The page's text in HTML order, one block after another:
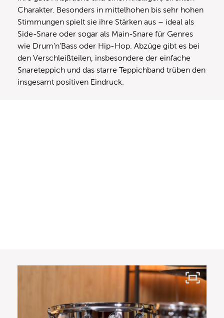
Charakter. Besonders in mittelhohen bis sehr hohen
Stimmungen spielt sie ihre Stärken aus – ideal als
Side-Snare oder sogar als Main-Snare für Genres
wie Drum’n’Bass oder Hip-Hop. Abzüge gibt es bei
den Verschleißteilen, insbesondere der einfache
Snareteppich und das starre Teppichband trüben den
insgesamt positiven Eindruck.